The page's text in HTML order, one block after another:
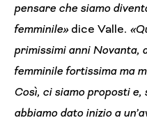
pensare che siamo
femminile»dice Valle.
primissimi anni Novanta,
femminile fortissima ma
Così, ci siamo proposti
abbiamo dato inizio a